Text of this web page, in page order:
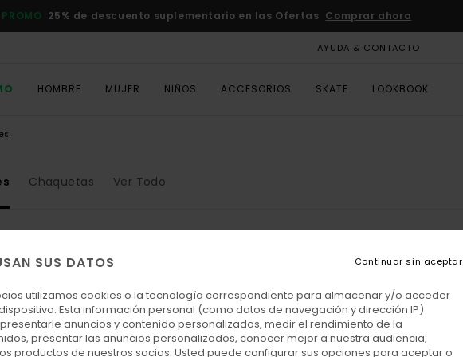
PROMO 25% de descuento suplementario en las Ofertas Comprar ahora
AYUDA & CONTACTO
HOMBRE MUJER NIÑOS ACCESORIOS SKATE LOOKBOOK
Chaquetas Ver Todo
SUS DATOS
utilizamos cookies o la tecnología correspondiente para almacenar y/o acceder
Esta información personal (como datos de navegación y dirección IP)
anuncios y contenido personalizados, medir el rendimiento de la
presentar las anuncios personalizados, conocer mejor a nuestra audiencia,
productos de nuestros socios. Usted puede configurar sus opciones para aceptar o
Continuar sin aceptar